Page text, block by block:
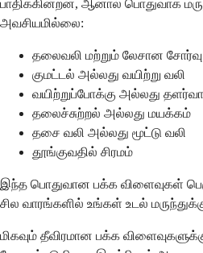
பாதிக்கின்றன, ஆனால் பொதுவாக
அவசியமில்லை:
தலைவலி மற்றும் லேசான சோர்வு
குமட்டல் அல்லது வயிற்று வலி
வயிற்றுப்போக்கு அல்லது
தலைச்சுற்றல் அல்லது மயக்கம்
தசை வலி அல்லது மூட்டு வலி
தூங்குவதில் சிரமம்
இந்த பொதுவான பக்க விளைவுகள்
சில வாரங்களில் உங்கள் உடல்
மிகவும் தீவிரமான பக்க